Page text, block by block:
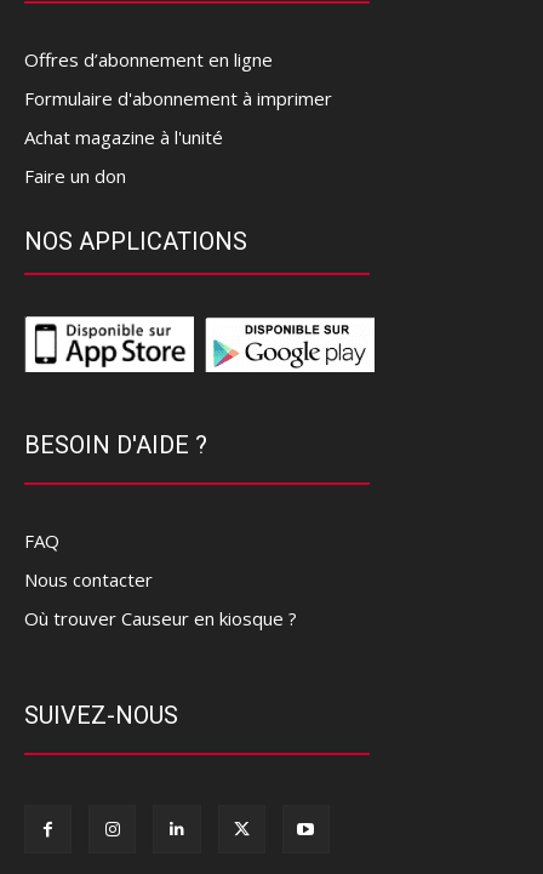
Offres d’abonnement en ligne
Formulaire d'abonnement à imprimer
Achat magazine à l'unité
Faire un don
NOS APPLICATIONS
BESOIN D'AIDE ?
FAQ
Nous contacter
Où trouver Causeur en kiosque ?
SUIVEZ-NOUS